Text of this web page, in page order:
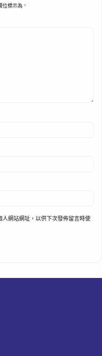
位標示為 *
網站網址，以供下次發佈留言時使